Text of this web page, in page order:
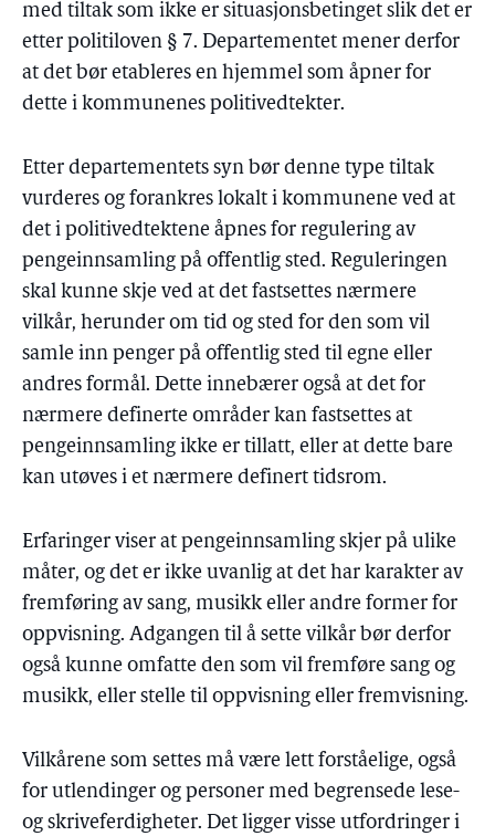
med tiltak som ikke er situasjonsbetinget slik det er
etter politiloven § 7. Departementet mener derfor
at det bør etableres en hjemmel som åpner for
dette i kommunenes politivedtekter.
Etter departementets syn bør denne type tiltak
vurderes og forankres lokalt i kommunene ved at
det i politivedtektene åpnes for regulering av
pengeinnsamling på offentlig sted. Reguleringen
skal kunne skje ved at det fastsettes nærmere
vilkår, herunder om tid og sted for den som vil
samle inn penger på offentlig sted til egne eller
andres formål. Dette innebærer også at det for
nærmere definerte områder kan fastsettes at
pengeinnsamling ikke er tillatt, eller at dette bare
kan utøves i et nærmere definert tidsrom.
Erfaringer viser at pengeinnsamling skjer på ulike
måter, og det er ikke uvanlig at det har karakter av
fremføring av sang, musikk eller andre former for
oppvisning. Adgangen til å sette vilkår bør derfor
også kunne omfatte den som vil fremføre sang og
musikk, eller stelle til oppvisning eller fremvisning.
Vilkårene som settes må være lett forståelige, også
for utlendinger og personer med begrensede lese-
og skriveferdigheter. Det ligger visse utfordringer i